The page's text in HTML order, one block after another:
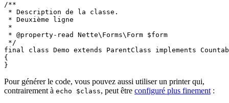
/**
* Description de la classe.
* Deuxième ligne
*
* @property-read Nette\Forms\Form $form
*/
final class Demo extends ParentClass implements
{
Pour générer le code, vous pouvez aussi utiliser un printer qui,
contrairement à echo $class, peut être configuré plus finement: